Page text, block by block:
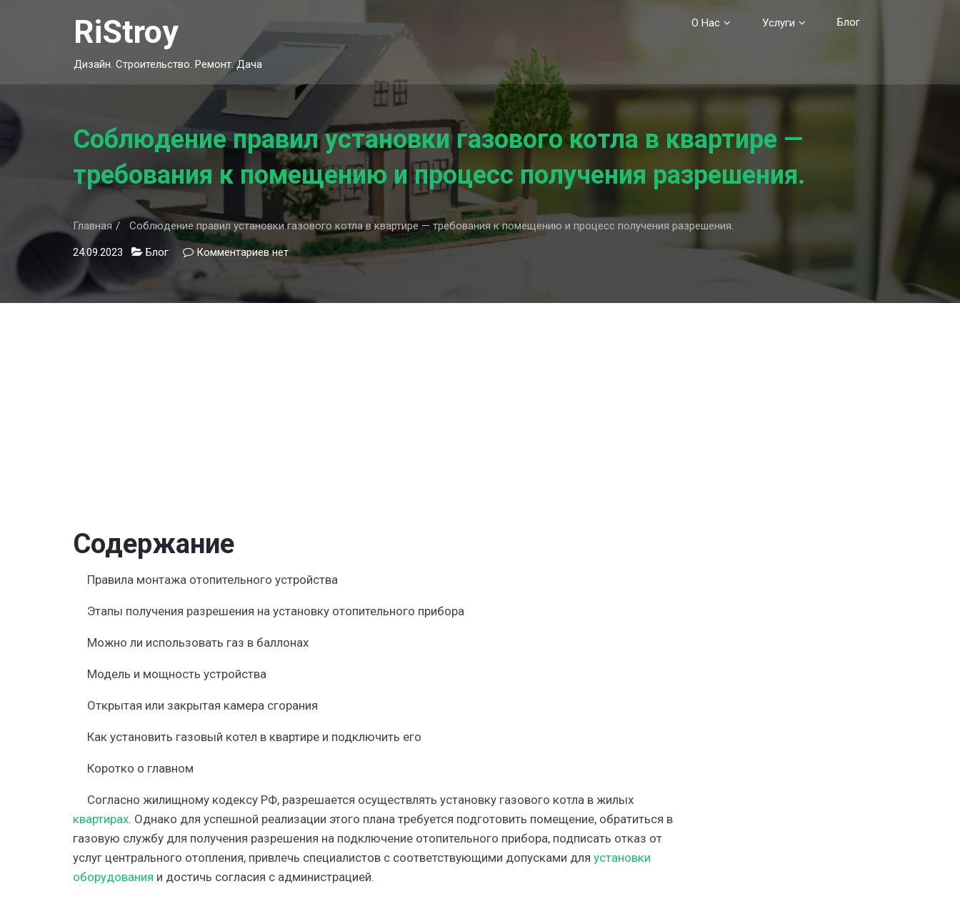
RiStroy
Дизайн. Строительство. Ремонт. Дача
О Нас Услуги Блог
Соблюдение правил установки газового котла в квартире —
требования к помещению и процесс получения разрешения.
Главная Соблюдение правил установки газового котла в квартире — требования к помещению и процесс получения разрешения.
24.09.2023 Блог Комментариевк
записи
правил
нет
Содержание
Правила монтажа отопительного устройства
Этапы получения разрешения на установку отопительного прибора
Можно ли использовать газ в баллонах
Модель и мощность устройства
Открытая или закрытая камера сгорания
Как установить газовый котел в квартире и подключить его
Коротко о главном
Согласно жилищному кодексу РФ, разрешается осуществлять установку газового котла в жилых
квартирах. Однако для успешной реализации этого плана требуется подготовить помещение, обратиться в
газовую службу для получения разрешения на подключение отопительного прибора, подписать отказ от
услуг центрального отопления, привлечь специалистов с соответствующими допусками для установки
оборудования и достичь согласия с администрацией.